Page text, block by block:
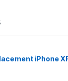
iPhone